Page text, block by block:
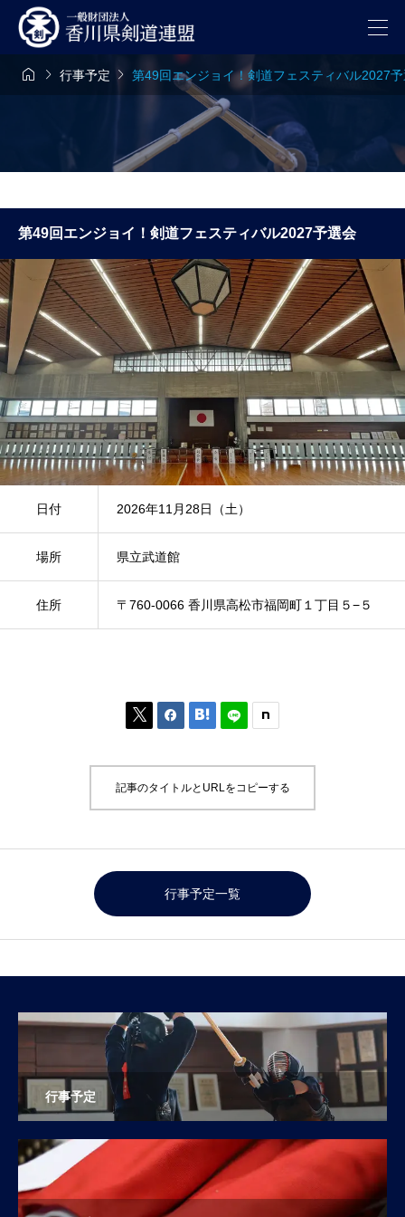
  行事予定  第49回エンジョイ！剣道フェスティバル2027
第49回エンジョイ！剣道フェスティバル2027予選会
日付 2026年11月28日（土）
場所 県立武道館
住所 〒760-0066 香川県高松市福岡町１丁目５−５
  
記事のタイトルとURLをコピーする
行事予定一覧
行事予定